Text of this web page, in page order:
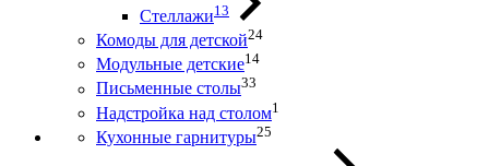
Стеллажи13
Комоды для детской24
Модульные детские14
Письменные столы33
Надстройка над столом1
Кухонные гарнитуры25